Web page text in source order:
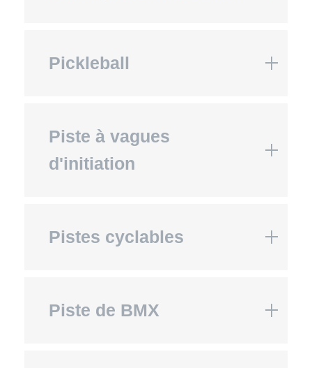
Pickleball
Piste à vagues
d'initiation
Pistes cyclables
Piste de BMX